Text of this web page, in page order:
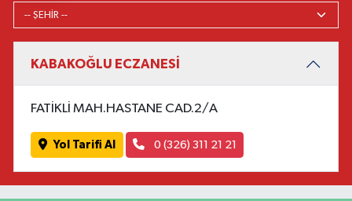
KABAKOĞLU ECZANESİ
FATİKLİ MAH.HASTANE CAD.2/A
Yol Tarifi Al 0 (326) 311 21 21